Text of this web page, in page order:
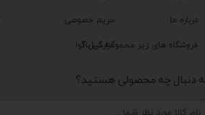
حریم خصوصی
گزارش باگ
درباره ما
فروشگاه های زیر مجموعه گیل آوا
دنبال چه محصولی هستید؟